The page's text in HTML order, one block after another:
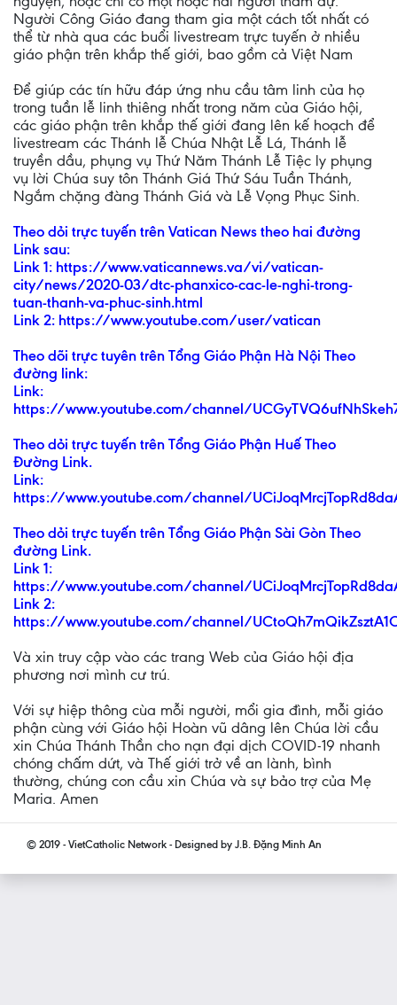
Người Công Giáo đang tham gia một cách tốt nhất có
thể từ nhà qua các buổi livestream trực tuyến ở nhiều
giáo phận trên khắp thế giới, bao gồm cả Việt Nam
Để giúp các tín hữu đáp ứng nhu cầu tâm linh của họ
trong tuần lễ linh thiêng nhất trong năm của Giáo hội,
các giáo phận trên khắp thế giới đang lên kế hoạch để
livestream các Thánh lễ Chúa Nhật Lễ Lá, Thánh lễ
truyền dầu, phụng vụ Thứ Năm Thánh Lễ Tiệc ly phụng
vụ lời Chúa suy tôn Thánh Giá Thứ Sáu Tuần Thánh,
Ngắm chặng đàng Thánh Giá và Lễ Vọng Phục Sinh.
Theo dỏi trực tuyến trên Vatican News theo hai đường
Link sau:
Link 1: https://www.vaticannews.va/vi/vatican-
city/news/2020-03/dtc-phanxico-cac-le-nghi-trong-
tuan-thanh-va-phuc-sinh.html
Link 2: https://www.youtube.com/user/vatican
Theo dõi trực tuyên trên Tổng Giáo Phận Hà Nội Theo
đường link:
Link:
https://www.youtube.com/channel/
Theo dỏi trực tuyến trên Tổng Giáo Phận Huế Theo
Đường Link.
Link:
https://www.youtube.com/channel/
Theo dỏi trực tuyến trên Tổng Giáo Phận Sài Gòn Theo
đường Link.
Link 1:
https://www.youtube.com/channel/
Link 2:
https://www.youtube.com/channel/
Và xin truy cập vào các trang Web của Giáo hội địa
phương nơi mình cư trú.
Với sự hiệp thông cùa mỗi người, mổi gia đình, mỗi giáo
phận cùng với Giáo hội Hoàn vũ dâng lên Chúa lời cầu
xin Chúa Thánh Thần cho nạn đại dịch COVID-19 nhanh
chóng chấm dứt, và Thế giới trở về an lành, bình
thường, chúng con cầu xin Chúa và sự bảo trợ của Mẹ
Maria. Amen
© 2019 - VietCatholic Network - Designed by J.B. Đặng Minh An